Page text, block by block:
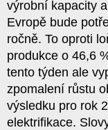
výrobní kapacity
Evropě bude
ročně. To oproti
produkce o 46,6
tento týden ale
zpomalení růstu
výsledku pro rok
elektrifikace.